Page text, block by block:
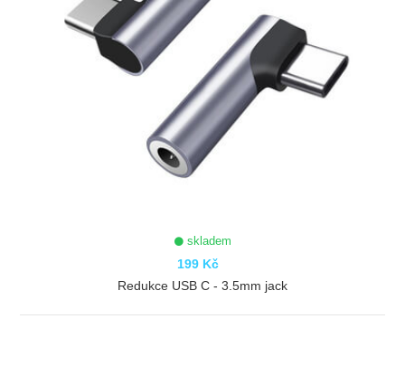
skladem
199 Kč
Redukce USB C - 3.5mm jack